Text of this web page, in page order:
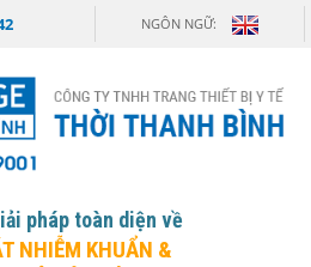
NGÔN NGỮ:
pháp toàn diện về
NHIỄM KHUẨN &